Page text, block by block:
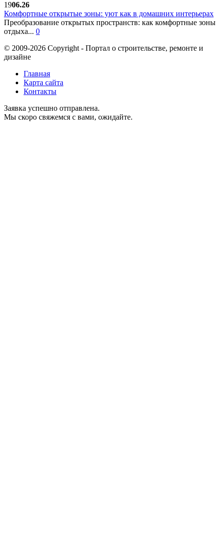
1906.26
Комфортные открытые зоны: уют как в домашних интерьерах
Преобразование открытых пространств: как комфортные зоны
отдыха... 0
© 2009-2026 Copyright - Портал о строительстве, ремонте и
дизайне
Главная
Карта сайта
Контакты
Заявка успешно отправлена.
Мы скоро свяжемся с вами, ожидайте.